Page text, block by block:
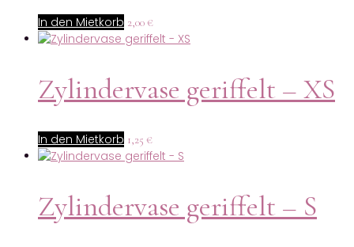
In den Mietkorb 2,00 €
Zylindervase geriffelt – XS
In den Mietkorb 1,25 €
Zylindervase geriffelt – S